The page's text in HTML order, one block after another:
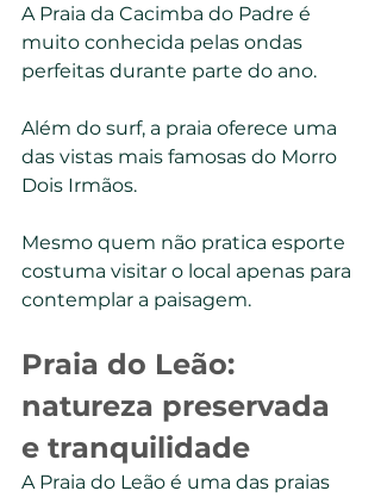
A Praia da Cacimba do Padre é
muito conhecida pelas ondas
perfeitas durante parte do ano.
Além do surf, a praia oferece uma
das vistas mais famosas do Morro
Dois Irmãos.
Mesmo quem não pratica esporte
costuma visitar o local apenas para
contemplar a paisagem.
Praia do Leão:
natureza preservada
e tranquilidade
A Praia do Leão é uma das praias